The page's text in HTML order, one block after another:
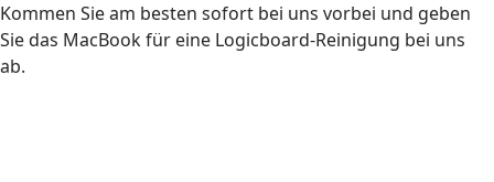
Kommen Sie am besten sofort bei uns vorbei und geben
Sie das MacBook für eine Logicboard-Reinigung bei uns
ab.